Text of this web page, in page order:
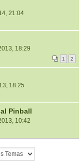
21:04
18:29
1 2
18:25
Pinball
10:42